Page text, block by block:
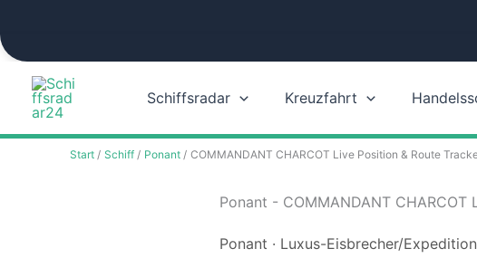
Zum
springen
Schiffsradar Kreuzfahrt
Start Schiff Ponant COMMANDANT CHARCOT Live Position & Route
Ponant - COMMANDANT
Ponant · Luxus-Eisbrecher/